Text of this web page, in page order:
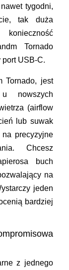
tygodni,
tak duża
Tornado
USB-C.
Tornado, jest
nowszych
(airflow
lub suwak
precyzyjne
Chcesz
buch
na
jeden
bardziej
z jednego